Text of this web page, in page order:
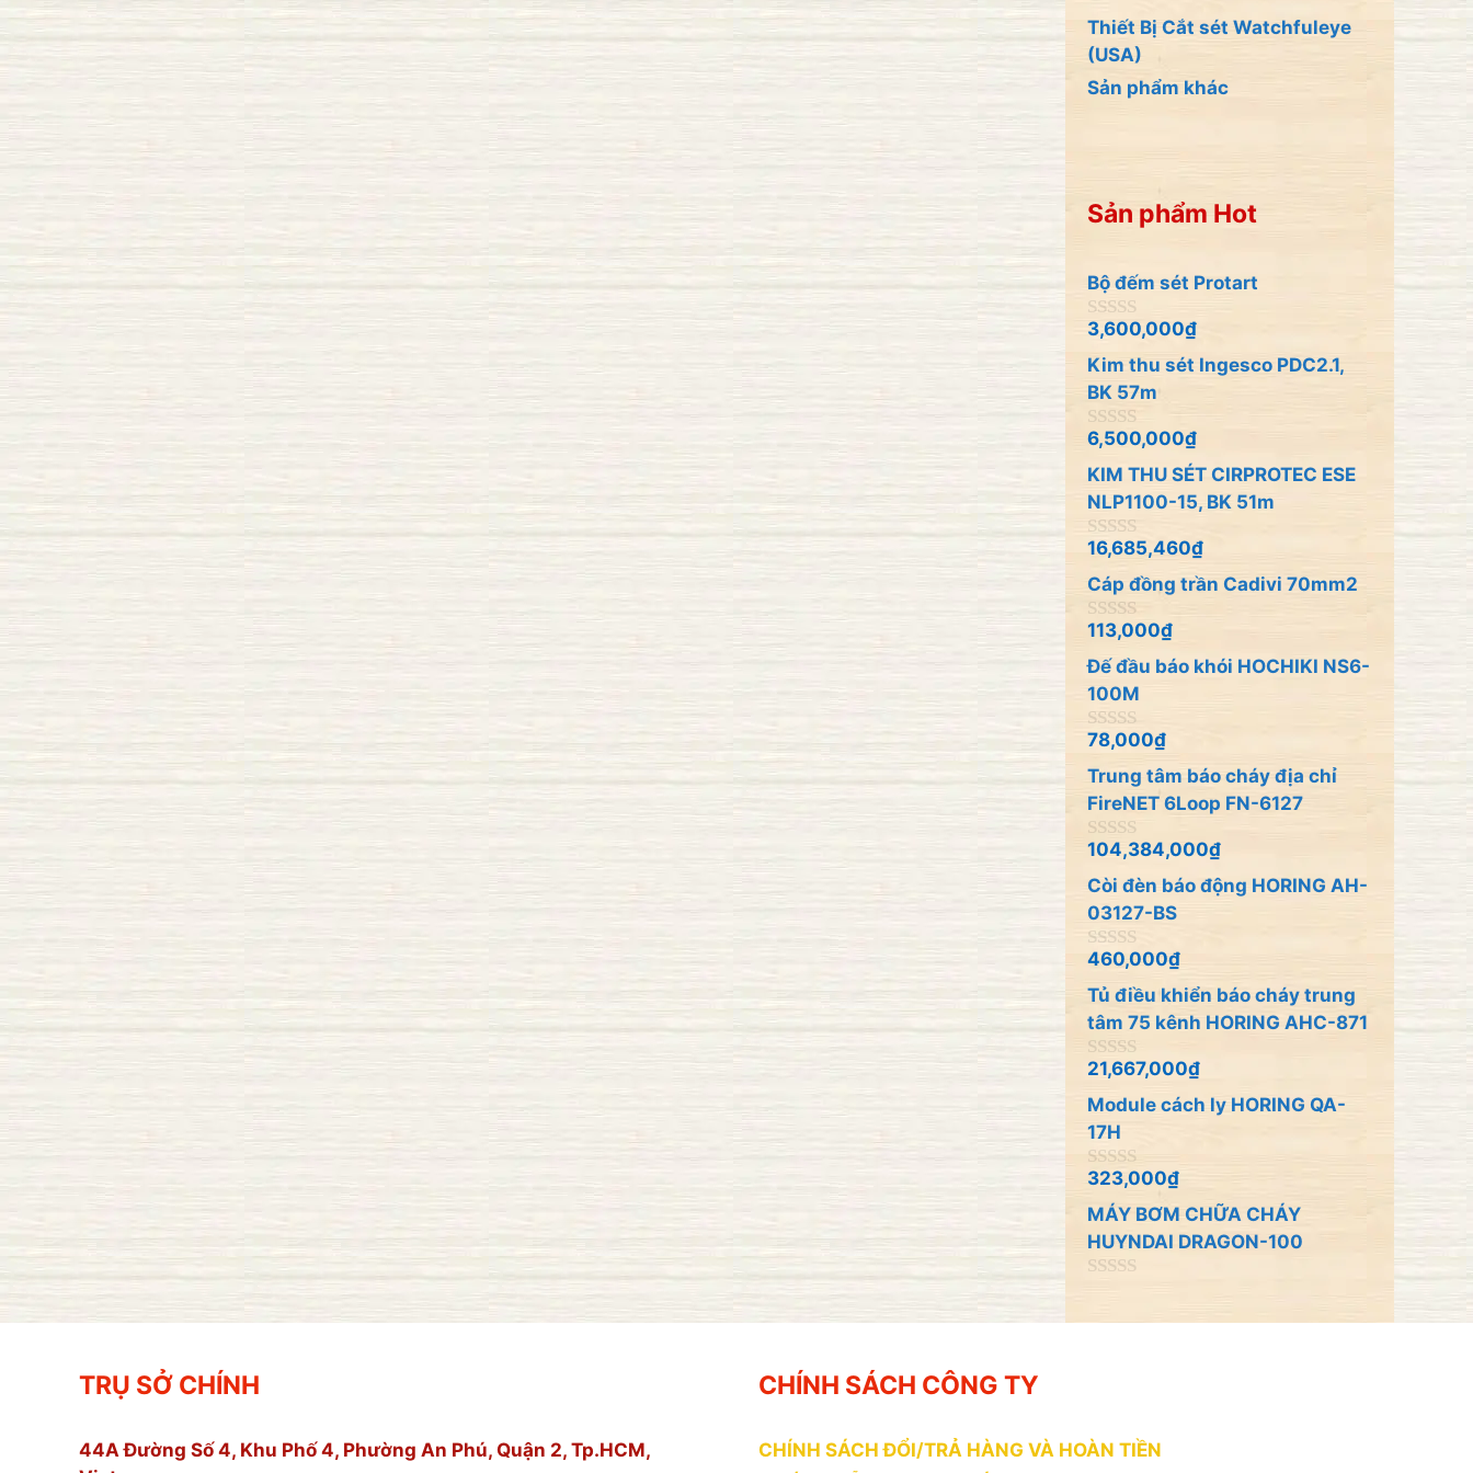
Thiết Bị Cắt sét Watchfuleye
(USA)
Sản phẩm khác
Sản phẩm Hot
Bộ đếm sét Protart
0
n
g
o
à
i
5
3,600,000₫
Kim thu sét Ingesco PDC2.1,
BK 57m
0
n
g
o
à
i
5
6,500,000₫
KIM THU SÉT CIRPROTEC ESE
NLP1100-15, BK 51m
0
n
g
o
à
5
16,685,460₫
Cáp đồng trần Cadivi 70mm2
0
n
g
o
à
i
5
113,000₫
Đế đầu báo khói HOCHIKI NS6-
100M
0
n
g
o
à
i
5
78,000₫
Trung tâm báo cháy địa chỉ
FireNET 6Loop FN-6127
0
n
g
o
à
i
5
104,384,000₫
Còi đèn báo động HORING AH-
03127-BS
0
n
g
o
à
i
5
460,000₫
Tủ điều khiển báo cháy trung
tâm 75 kênh HORING AHC-871
0
n
g
o
à
i
5
21,667,000₫
Module cách ly HORING QA-
17H
0
n
g
o
à
i
323,000₫
MÁY BƠM CHỮA CHÁY
HUYNDAI DRAGON-100
TRỤ SỞ CHÍNH
44A Đường Số 4, Khu Phố 4, Phường An Phú, Quận 2, Tp.HCM,
CHÍNH SÁCH CÔNG TY
CHÍNH SÁCH ĐỔI/TRẢ HÀNG VÀ HOÀN TIỀN